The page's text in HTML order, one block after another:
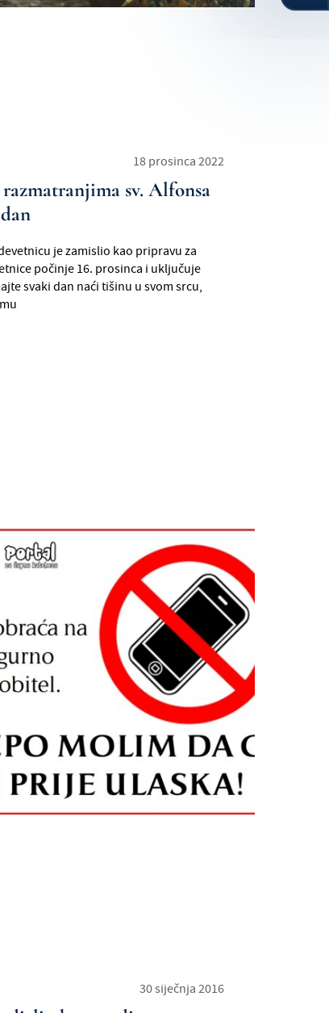
18 prosinca 2022
sv. Alfonsa
je zamislio kao pripravu za
počinje 16. prosinca i uključuje
svaki dan naći tišinu u svom srcu,
30 siječnja 2016